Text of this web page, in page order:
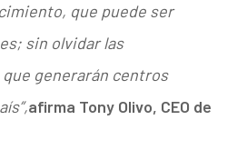
que puede ser
sin olvidar las
generarán centros
afirma Tony Olivo, CEO de